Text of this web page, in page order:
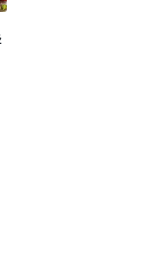
zaspokaja potrzeby
chroniąc i